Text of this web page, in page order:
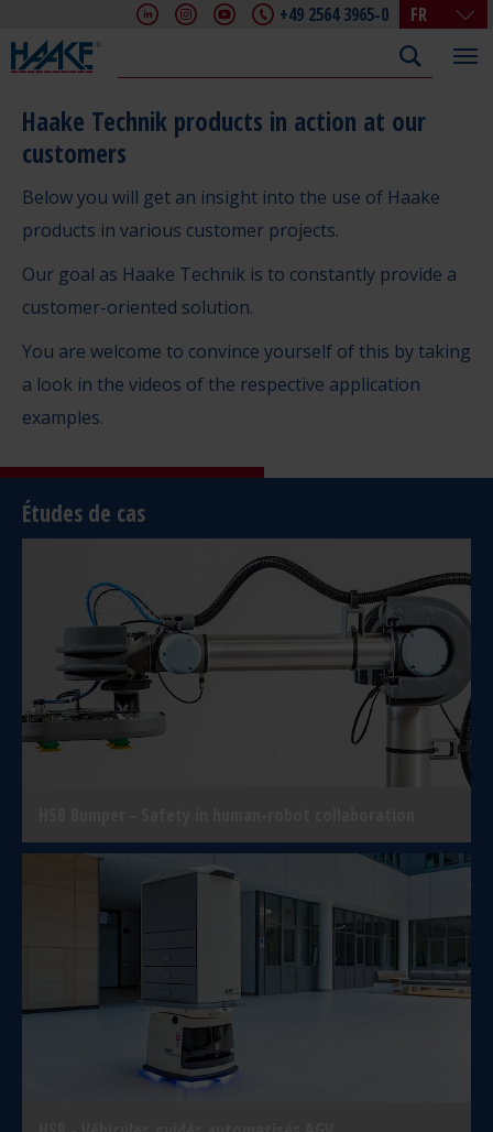
+49 2564 3965-0
FR
DE
EN
IT
Haake Technik products in action at our
customers
Below you will get an insight into the use of Haake
products in various customer projects.
Our goal as Haake Technik is to constantly provide a
customer-oriented solution.
You are welcome to convince yourself of this by taking
a look in the videos of the respective application
examples.
Études de cas